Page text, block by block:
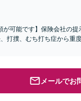
が可能です】保険会社の
打撲、むち打ち症から重
メールでお